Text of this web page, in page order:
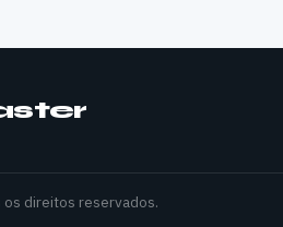
os direitos reservados.